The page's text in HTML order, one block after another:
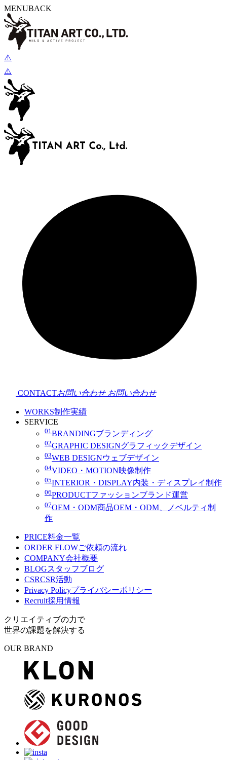
MENUBACK
CONTACTお問い合わせ お問い合わせ
WORKS制作実績
SERVICE
01 BRANDINGブランディング
02GRAPHIC DESIGNグラフィックデザイン
03WEB DESIGNウェブデザイン
04VIDEO・MOTION映像制作
05INTERIOR・DISPLAY内装・ディスプレイ制作
06PRODUCTファッションブランド運営
07OEM・ODM商品OEM・ODM、ノベルティ制
作
PRICE料金一覧
ORDER FLOWご依頼の流れ
COMPANY会社概要
BLOGスタッフブログ
CSRCSR活動
Privacy Policyプライバシーポリシー
Recruit採用情報
クリエイティブの力で
世界の課題を解決する
OUR BRAND